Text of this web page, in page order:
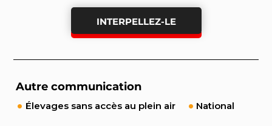
INTERPELLEZ-LE
Autre communication
Élevages sans accès au plein air National